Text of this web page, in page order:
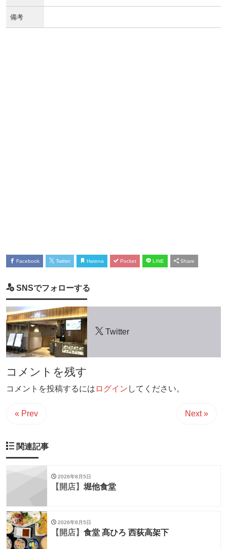
備考
Facebook Twitter Hatena Pocket LINE Share
SNSでフォローする
Twitter
コメントを残す
コメントを投稿するには ログイン してください。
« Prev Next »
関連記事
2026年8月5日
【開店】 堀他食堂
2026年8月5日
【開店】 食堂 髙ひろ 西荻高架下